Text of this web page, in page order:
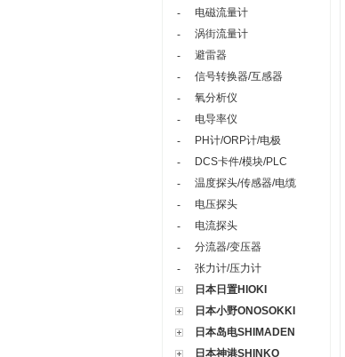
-
电磁流量计
-
涡街流量计
-
避雷器
-
信号转换器/互感器
-
氧分析仪
-
电导率仪
-
PH计/ORP计/电极
-
DCS卡件/模块/PLC
-
温度探头/传感器/电缆
-
电压探头
-
电流探头
-
分流器/变压器
-
张力计/压力计
日本日置HIOKI
日本小野ONOSOKKI
日本岛电SHIMADEN
日本神港SHINKO